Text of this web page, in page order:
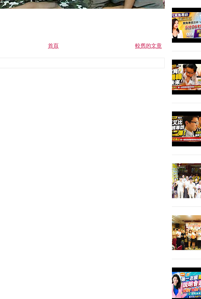
較舊的文章
首頁